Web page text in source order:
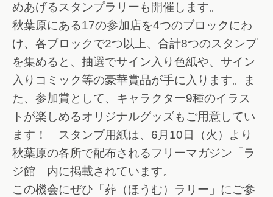
めあげるスタンプラリーも開催します。
秋葉原にある17の参加店を4つのブロックにわ
け、各ブロックで2つ以上、合計8つのスタンプ
を集めると、抽選でサイン入り色紙や、サイン
入りコミック等の豪華賞品が手に入ります。ま
た、参加賞として、キャラクター9種のイラス
トが楽しめるオリジナルグッズもご用意してい
ます！ スタンプ用紙は、6月10日（火）より
秋葉原の各所で配布されるフリーマガジン「ラ
ジ館」内に掲載されています。
この機会にぜひ「葬（ほうむ）ラリー」にご参